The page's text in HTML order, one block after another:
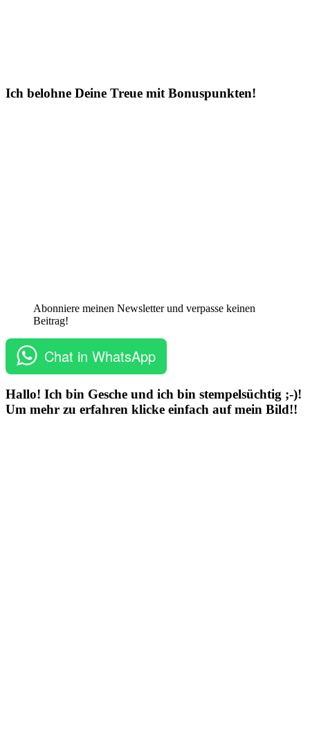
Ich belohne Deine Treue mit Bonuspunkten!
Abonniere meinen Newsletter und verpasse keinen
Beitrag!
Chat in WhatsApp
Hallo! Ich bin Gesche und ich bin stempelsüchtig ;-)!
Um mehr zu erfahren klicke einfach auf mein Bild!!